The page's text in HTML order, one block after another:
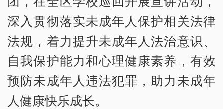
深入贯彻落实未成年人保护相关法律
法规，着力提升未成年人法治意识、
自我保护能力和心理健康素养，有效
预防未成年人违法犯罪，助力未成年
人健康快乐成长。